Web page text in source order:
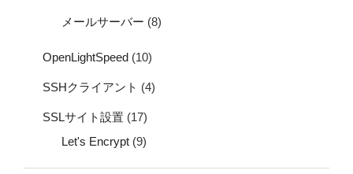
メールサーバー (8)
OpenLightSpeed (10)
SSHクライアント (4)
SSLサイト設置 (17)
Let's Encrypt (9)